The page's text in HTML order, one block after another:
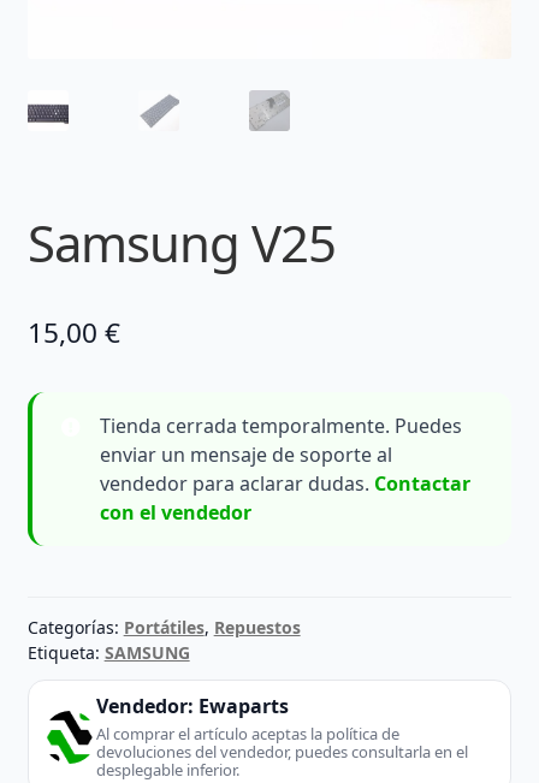
Samsung V25
15,00 €
Tienda cerrada temporalmente. Puedes
enviar un mensaje de soporte al
vendedor para aclarar dudas. Contactar
con el vendedor
Categorías: Portátiles, Repuestos
Etiqueta: SAMSUNG
Vendedor: Ewaparts
Al comprar el artículo aceptas la política de
devoluciones del vendedor, puedes consultarla en el
desplegable inferior.